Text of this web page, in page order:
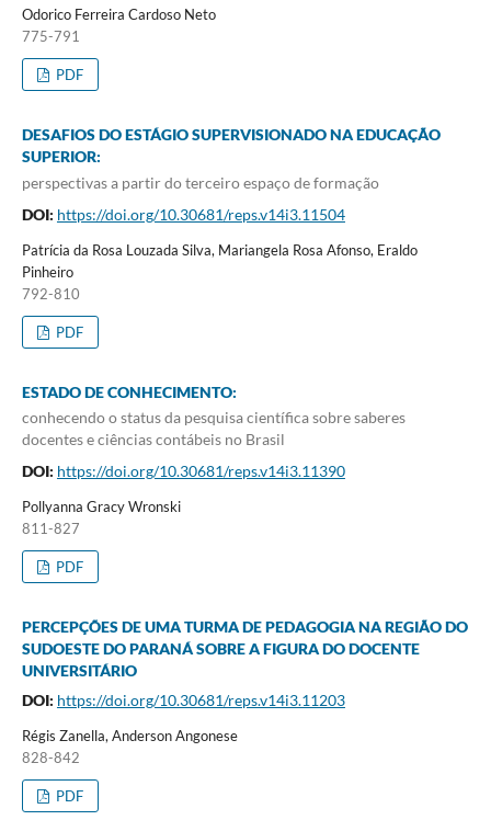
Odorico Ferreira Cardoso Neto
775-791
PDF
DESAFIOS DO ESTÁGIO SUPERVISIONADO NA EDUCAÇÃO
SUPERIOR:
perspectivas a partir do terceiro espaço de formação
DOI: https://doi.org/10.30681/reps.v14i3.11504
Patrícia da Rosa Louzada Silva, Mariangela Rosa Afonso, Eraldo
Pinheiro
792-810
PDF
ESTADO DE CONHECIMENTO:
conhecendo o status da pesquisa científica sobre saberes
docentes e ciências contábeis no Brasil
DOI: https://doi.org/10.30681/reps.v14i3.11390
Pollyanna Gracy Wronski
811-827
PDF
PERCEPÇÕES DE UMA TURMA DE PEDAGOGIA NA REGIÃO DO
SUDOESTE DO PARANÁ SOBRE A FIGURA DO DOCENTE
UNIVERSITÁRIO
DOI: https://doi.org/10.30681/reps.v14i3.11203
Régis Zanella, Anderson Angonese
828-842
PDF